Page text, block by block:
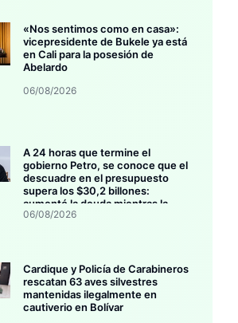
«Nos sentimos como en casa»:
vicepresidente de Bukele ya está
en Cali para la posesión de
Abelardo
06/08/2026
A 24 horas que termine el
gobierno Petro, se conoce que el
descuadre en el presupuesto
supera los $30,2 billones:
aumentó la deuda mientras la
inversión se estanca
06/08/2026
Cardique y Policía de Carabineros
rescatan 63 aves silvestres
mantenidas ilegalmente en
cautiverio en Bolívar